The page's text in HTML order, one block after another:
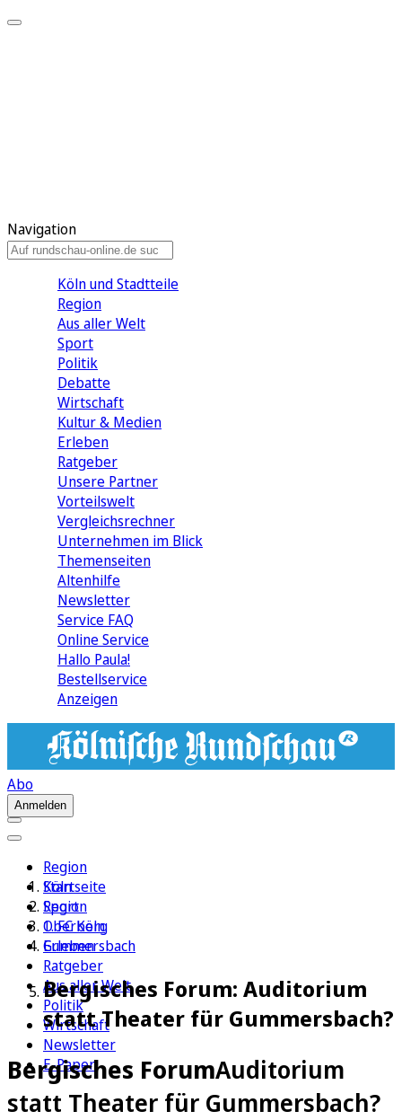
Navigation
Köln und Stadtteile
Region
Aus aller Welt
Sport
Politik
Debatte
Wirtschaft
Kultur & Medien
Erleben
Ratgeber
Unsere Partner
Vorteilswelt
Vergleichsrechner
Unternehmen im Blick
Themenseiten
Altenhilfe
Newsletter
Service FAQ
Online Service
Hallo Paula!
Bestellservice
Anzeigen
Abo
Anmelden
Region
Köln
Sport
1. FC Köln
Erleben
Ratgeber
Aus aller Welt
Politik
Wirtschaft
Newsletter
E-Paper
Startseite
Region
Oberberg
Gummersbach
Bergisches Forum: Auditorium
statt Theater für Gummersbach?
Bergisches ForumAuditorium
statt Theater für Gummersbach?